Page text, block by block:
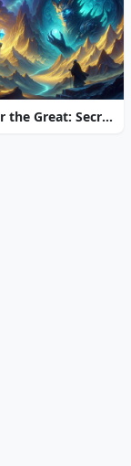
Alexander the Great: Secrets of Power